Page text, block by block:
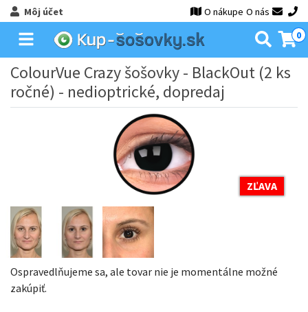
Môj účet O nákupe O nás
0
ColourVue Crazy šošovky - BlackOut (2 ks
ročné) - nedioptrické, dopredaj
ZĽAVA
Ospravedlňujeme sa, ale tovar nie je momentálne možné
zakúpiť.